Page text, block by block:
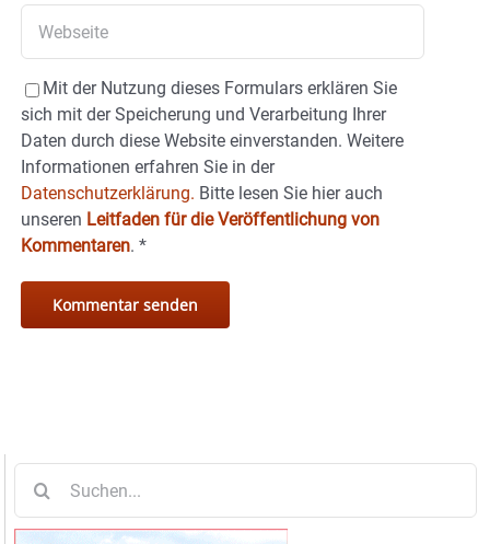
Mit der Nutzung dieses Formulars erklären Sie
sich mit der Speicherung und Verarbeitung Ihrer
Daten durch diese Website einverstanden. Weitere
Informationen erfahren Sie in der
Datenschutzerklärung. Bitte lesen Sie hier auch
unseren Leitfaden für die Veröffentlichung von
Kommentaren. *
nach: